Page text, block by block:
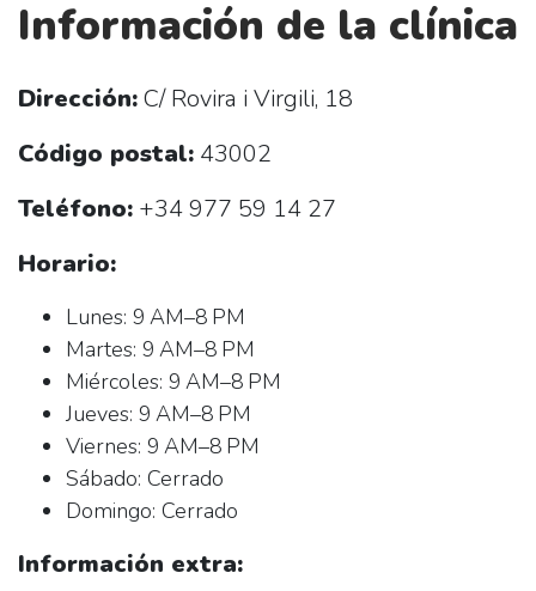
Información de la clínica
Dirección:C/ Rovira i Virgili, 18
Código postal: 43002
Teléfono: +34 977 59 14 27
Horario:
Lunes: 9 AM–8 PM
Martes: 9 AM–8 PM
Miércoles: 9 AM–8 PM
Jueves: 9 AM–8 PM
Viernes: 9 AM–8 PM
Sábado: Cerrado
Domingo: Cerrado
Información extra: